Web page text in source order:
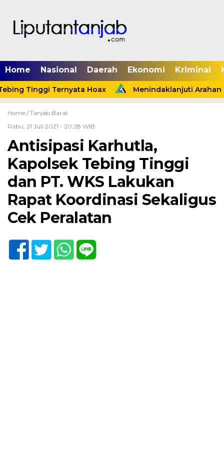
Home Nasional Daerah Ekonomi Kriminal
Tinggi Ternyata Hoax Menindaklanjuti Arahan
Home / Tanjab Barat
Rabu, 21 Juli 2021 - 20:28 WIB
Antisipasi Karhutla,
Kapolsek Tebing Tinggi
dan PT. WKS Lakukan
Rapat Koordinasi Sekaligus
Cek Peralatan